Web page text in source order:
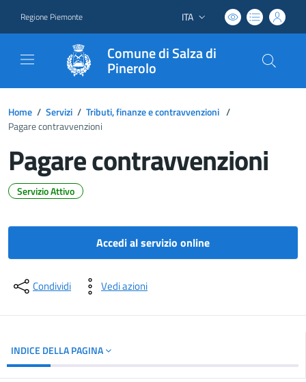
Regione Piemonte Lingua attiva:
ITA
Comune di Salza di
Pinerolo
Home / Servizi / Tributi, finanze e contravvenzioni /
Pagare contravvenzioni
Pagare contravvenzioni
Servizio Attivo
Accedi al servizio online
Condividi Vedi azioni
INDICE DELLA PAGINA